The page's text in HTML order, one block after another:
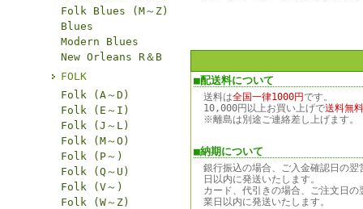
Folk Blues (M～Z)
Blues
Modern Blues
New Orleans R＆B
FOLK
Folk (A～D)
Folk (E～I)
Folk (J～L)
Folk (M～O)
Folk (P～)
Folk (Q～U)
Folk (V～)
Folk (W～Z)
■配送料について
送料は全国一律1000円です。
10,000円以上お買い上げで送料無
※離島は別途ご連絡差し上げます。
■納期について
銀行振込の場合、ご入金確認日の翌
日以内に発送いたします。
カード、代引きの場合、ご注文日の
業日以内に発送いたします。